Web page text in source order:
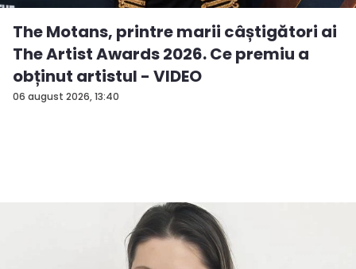
06 august 2026, 13:40
The Motans, printre marii câștigători ai
The Artist Awards 2026. Ce premiu a
obținut artistul - VIDEO